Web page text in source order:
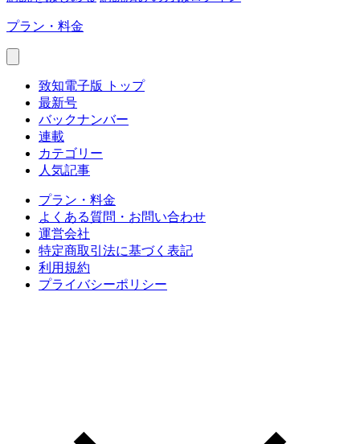
プラン・料金
致知電子版 トップ
最新号
バックナンバー
連載
カテゴリー
人気記事
プラン・料金
よくある質問・お問い合わせ
運営会社
特定商取引法に基づく表記
利用規約
プライバシーポリシー